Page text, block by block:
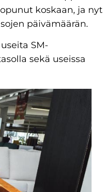
koskaan, ja nyt
päivämäärän.
SM-
sekä useissa